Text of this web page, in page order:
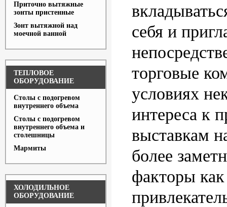
Приточно вытяжные
зонты пристенные
Зонт вытяжной над
моечной ванной
ТЕПЛОВОЕ
ОБОРУДОВАНИЕ
Столы с подогревом
внутреннего объема
Столы с подогревом
внутреннего объема и
столешницы
Мармиты
ХОЛОДИЛЬНОЕ
ОБОРУДОВАНИЕ
себя и
торговые
условиях
интереса к
выставкам
более
факторы как